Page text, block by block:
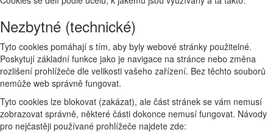
Nezbytné (technické)
Tyto cookies pomáhají s tím, aby byly webové stránky použitelné.
Poskytují základní funkce jako je navigace na stránce nebo změna
rozlišení prohlížeče dle velikosti vašeho zařízení. Bez těchto souborů
nemůže web správně fungovat.
Tyto cookies lze blokovat (zakázat), ale část stránek se vám nemusí
zobrazovat správně, některé části dokonce nemusí fungovat. Návody
pro nejčastěji používané prohlížeče najdete zde: